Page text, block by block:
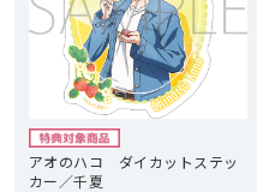
アオのハコ ダイカットステッ
カー／千夏